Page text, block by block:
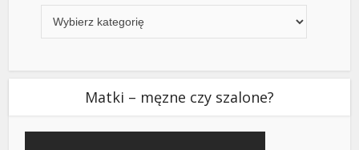
Matki – męzne czy szalone?